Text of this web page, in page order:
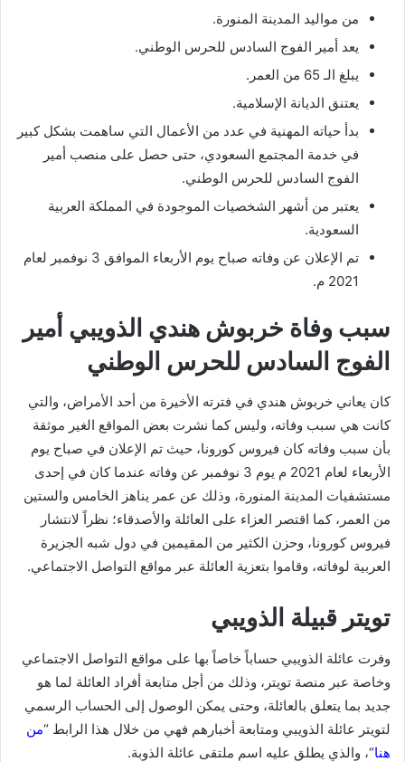
من مواليد المدينة المنورة.
يعد أمير الفوج السادس للحرس الوطني.
يبلغ الـ 65 من العمر.
يعتنق الديانة الإسلامية.
بدأ حياته المهنية في عدد من الأعمال التي ساهمت بشكل كبير
في خدمة المجتمع السعودي، حتى حصل على منصب أمير
الفوج السادس للحرس الوطني.
يعتبر من أشهر الشخصيات الموجودة في المملكة العربية
السعودية.
تم الإعلان عن وفاته صباح يوم الأربعاء الموافق 3 نوفمبر لعام
2021 م.
سبب وفاة خربوش هندي الذويبي أمير
الفوج السادس للحرس الوطني
كان يعاني خربوش هندي في فترته الأخيرة من أحد الأمراض، والتي
كانت هي سبب وفاته، وليس كما نشرت بعض المواقع الغير موثقة
بأن سبب وفاته كان فيروس كورونا، حيث تم الإعلان في صباح يوم
الأربعاء لعام 2021 م يوم 3 نوفمبر عن وفاته عندما كان في إحدى
مستشفيات المدينة المنورة، وذلك عن عمر يناهز الخامس والستين
من العمر، كما اقتصر العزاء على العائلة والأصدقاء؛ نظراً لانتشار
فيروس كورونا، وحزن الكثير من المقيمين في دول شبه الجزيرة
العربية لوفاته، وقاموا بتعزية العائلة عبر مواقع التواصل الاجتماعي.
تويتر قبيلة الذويبي
وفرت عائلة الذويبي حساباً خاصاً بها على مواقع التواصل الاجتماعي
وخاصة عبر منصة تويتر، وذلك من أجل متابعة أفراد العائلة لما هو
جديد بما يتعلق بالعائلة، وحتى يمكن الوصول إلى الحساب الرسمي
لتويتر عائلة الذويبي ومتابعة أخبارهم فهي من خلال هذا الرابط “من
هنا“، والذي يطلق عليه اسم ملتقى عائلة الذوبة.